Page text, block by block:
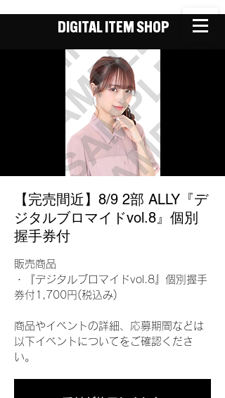
DIGITAL ITEM SHOP
【完売間近】8/9 2部 ALLY『デ
ジタルブロマイドvol.8』個別
握手券付
販売商品
・『デジタルブロマイドvol.8』個別握手
券付1,700円(税込み)
商品やイベントの詳細、応募期間などは
以下イベントについてをご確認くださ
い。